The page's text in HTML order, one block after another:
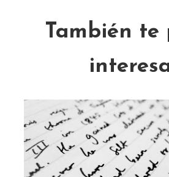
También te